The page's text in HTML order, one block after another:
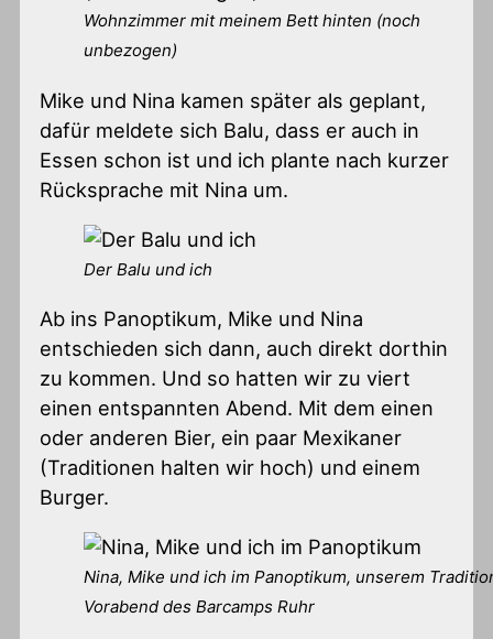
Wohnzimmer mit meinem Bett hinten (noch
unbezogen)
Mike und Nina kamen später als geplant,
dafür meldete sich Balu, dass er auch in
Essen schon ist und ich plante nach kurzer
Rücksprache mit Nina um.
Der Balu und ich
Ab ins Panoptikum, Mike und Nina
entschieden sich dann, auch direkt dorthin
zu kommen. Und so hatten wir zu viert
einen entspannten Abend. Mit dem einen
oder anderen Bier, ein paar Mexikaner
(Traditionen halten wir hoch) und einem
Burger.
Nina, Mike und ich im Panoptikum, unserem
Vorabend des Barcamps Ruhr